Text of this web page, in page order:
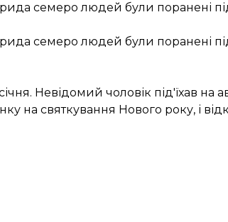
семеро людей були поранені
семеро людей були поранені
Невідомий чоловік під'їхав на
на святкування Нового року, і